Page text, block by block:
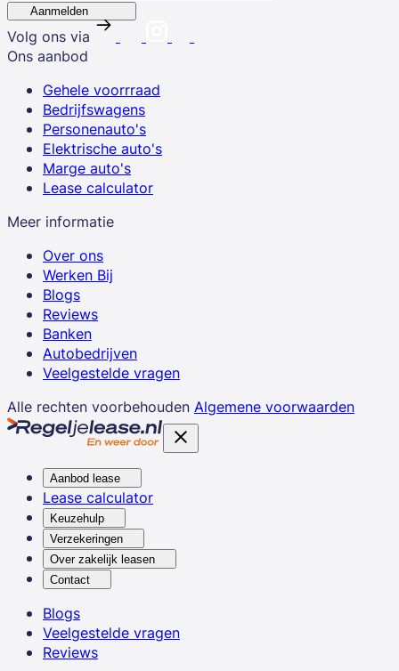
Aanmelden
Volg ons via
Ons aanbod
Gehele voorrraad
Bedrijfswagens
Personenauto's
Elektrische auto's
Marge auto's
Lease calculator
Meer informatie
Over ons
Werken Bij
Blogs
Reviews
Banken
Autobedrijven
Veelgestelde vragen
Alle rechten voorbehouden Algemene voorwaarden
Aanbod lease
Lease calculator
Keuzehulp
Verzekeringen
Over zakelijk leasen
Contact
Blogs
Veelgestelde vragen
Reviews